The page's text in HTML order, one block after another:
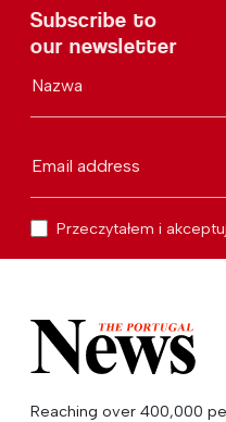
Subscribe to
our newsletter
Nazwa
Email address
Przeczytałem i
Reaching over 400,000